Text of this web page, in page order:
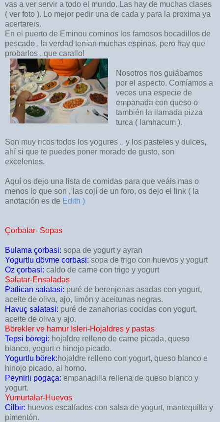
vas a ver servir a todo el mundo. Las hay de muchas clases
( ver foto ). Lo mejor pedir una de cada y para la proxima ya
acertareis.
En el puerto de Eminou cominos los famosos bocadillos de
pescado , la verdad tenían muchas espinas, pero hay que
probarlos , que carallo!
Nosotros nos guiábamos
por el aspecto. Comíamos a
veces una especie de
empanada con queso o
también la llamada pizza
turca ( lamhacum ).
Son muy ricos todos los yogures ., y los pasteles y dulces,
ahí si que te puedes poner morado de gusto, son
excelentes.
Aquí os dejo una lista de comidas para que veáis mas o
menos lo que son , las cojí de un foro, os dejo el link ( la
anotación es de Edith )
Çorbalar- Sopas
Bulama çorbasi: sopa de yogurt y ayran
Yogurtlu dövme corbasi: sopa de trigo con huevos y yogurt
Oz çorbasi: caldo de carne con trigo y yogurt
Salatar-Ensaladas
Patlican salatasi: puré de berenjenas asadas con yogurt,
aceite de oliva, ajo, limón y aceitunas negras.
Havuç salatasi: puré de zanahorias cocidas con yogurt,
aceite de oliva y ajo.
Börekler ve hamur Isleri-Hojaldres y pastas
Tepsi böregi: hojaldre relleno de carne picada, queso
blanco, yogurt e hinojo picado.
Yogurtlu börek:hojaldre relleno con yogurt, queso blanco e
hinojo picado, al horno.
Peynirli pogaça: empanadilla rellena de queso blanco y
yogurt.
Yumurtalar-Huevos
Cilbir: huevos escalfados con salsa de yogurt, mantequilla y
pimentón.